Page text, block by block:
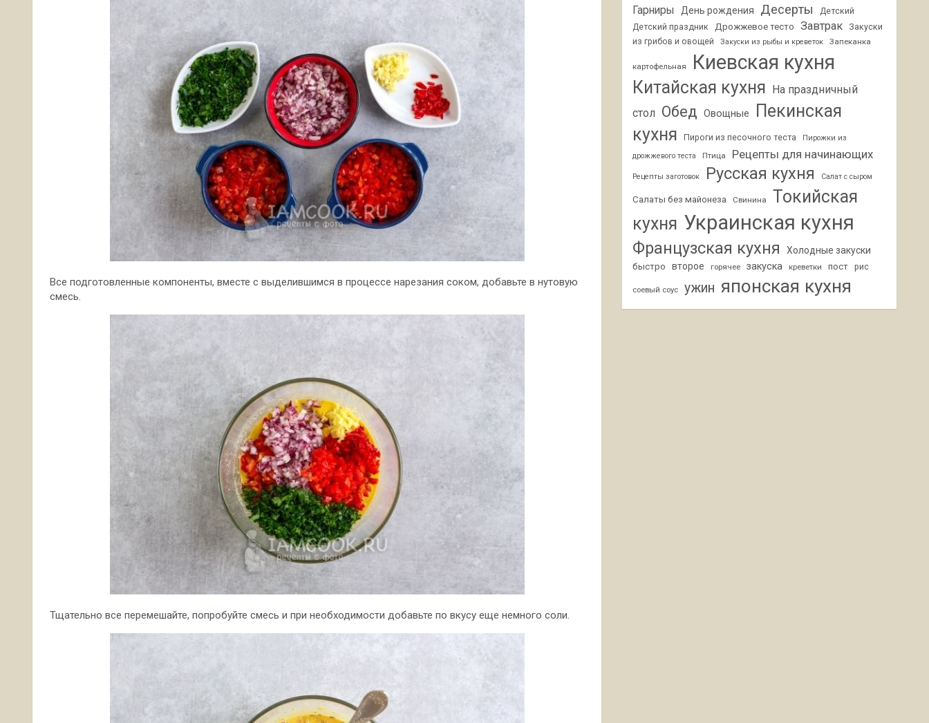
Все подготовленные компоненты, вместе с выделившимся в процессе нарезания соком, добавьте в нутовую
смесь.
Тщательно все перемешайте, попробуйте смесь и при необходимости добавьте по вкусу еще немного соли.
Гарниры День рождения Десерты
Детский
Детский праздник
Дрожжевое тесто Завтрак
Закуски
из грибов и овощей
Закуски из рыбы и креветок Запеканка
картофельная Киевская кухня
Китайская кухня На праздничный
стол Обед Овощные
Пекинская
кухня
Пироги из песочного теста
Пирожки из
дрожжевого теста
Птица Рецепты для начинающих
Рецепты заготовок Русская кухня Салат с сыром
Салаты без майонеза Свинина
Токийская
кухня Украинская кухня
Французская кухня Холодные закуски
быстро второе горячее закуска креветки пост рис
соевый соус ужин японская кухня